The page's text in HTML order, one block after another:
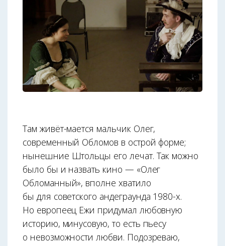
Там живёт-мается мальчик Олег,
современный Обломов в острой форме;
нынешние Штольцы его лечат. Так можно
было бы и назвать кино — «Олег
Обломанный», вполне хватило
бы для советского андеграунда 1980-х.
Но европеец Ежи придумал любовную
историю, минусовую, то есть пьесу
о невозможности любви. Подозреваю,